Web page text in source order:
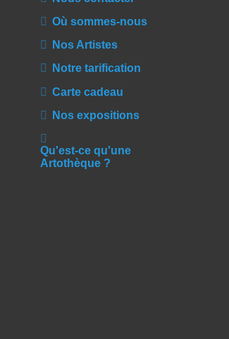
Où sommes-nous
Nos Artistes
Notre tarification
Carte cadeau
Nos expositions
Qu'est-ce qu'une
Artothèque ?